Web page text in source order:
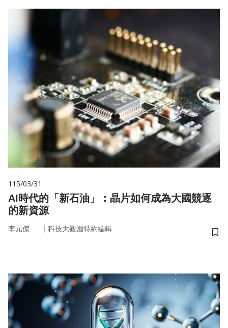
115/03/31
AI時代的「新石油」：晶片如何成為大國競逐
的新資源
李元傑 ｜ 科技大觀園特約編輯
儲